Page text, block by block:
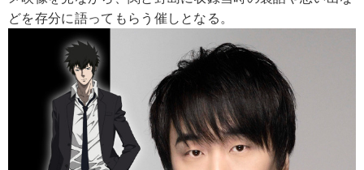
どを存分に語ってもらう催しとなる。